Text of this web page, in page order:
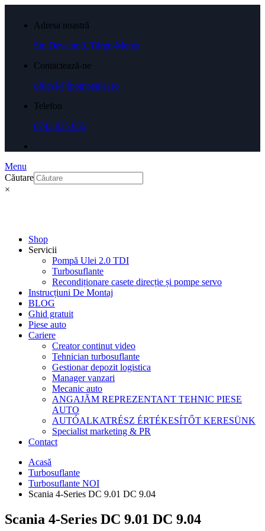
Adresa noastră
Str. Deva nr.8, Târgu-Mureș
Contactează-ne
office[@]pompeulei.ro
Telefon
0743 035 955
Menu
Căutare
×
Shop
Servicii
Pompă Ulei 2.0 TDI
Turbosuflante
Recondiționare casete direcție și pompe servo
Instrucțiuni De Montaj
BLOG
Ghid gratuit
Piese auto
Cariere
Creator continut video
Tehnician turbosuflante
Gestionar depozit logistica
Manager vanzari
Mecanic auto
ANGAJĂM REPREZENTANT TEHNIC PIESE
AUTO
AUTÓALKATRÉSZ ÉRTÉKESÍTŐT KERESÜNK
Specialist marketing & PR
Contact
Acasă
Turbosuflante
Turbosuflante NOI
Scania 4-Series DC 9.01 DC 9.04
Scania 4-Series DC 9.01 DC 9.04